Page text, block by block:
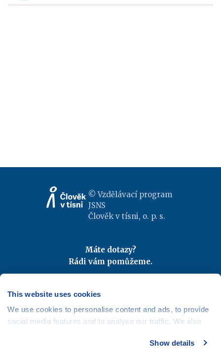
This website uses cookies
We use cookies to personalise content and ads, to provide
social media features and to analyse our traffic. We also
media, advertising and analytics partners who may
Show details
© Vzdělávací program
JSNS
Člověk v tísni, o. p. s.
Máte dotazy?
Rádi vám pomůžeme.
Odebírejte newslettery
Mapa webu |Kariéra
Osobní údaje|Cookies